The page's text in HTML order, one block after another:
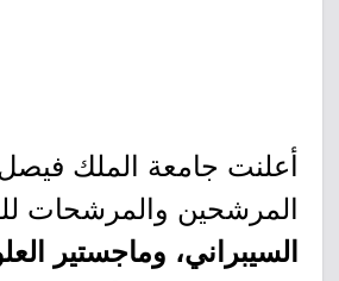
المرشحين والمرشحات
السيبراني، وماجستير